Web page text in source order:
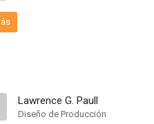
Lawrence G. Paull
Diseño de Producción